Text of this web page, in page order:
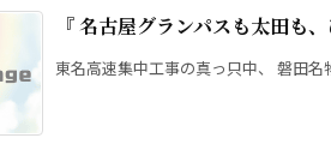
『 名古屋グランパスも太田も
東名高速集中工事の真っ只中、 磐田